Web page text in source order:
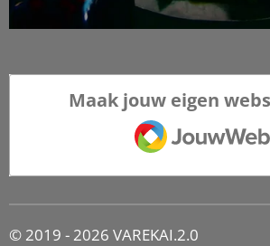
Maak jouw eigen
JouwWeb
© 2019 - 2026 VAREKAI.2.0